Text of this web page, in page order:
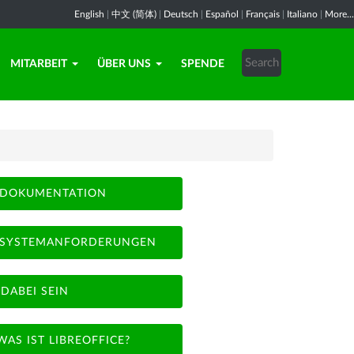
English 中文 (简体) Deutsch Español Français Italiano More...
MITARBEIT ÜBER UNS SPENDE
DOKUMENTATION
SYSTEMANFORDERUNGEN
DABEI SEIN
IST LIBREOFFICE?